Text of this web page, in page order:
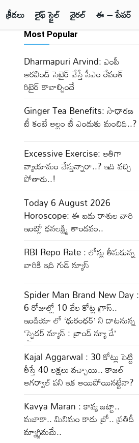
క్రీడలు లైఫ్ స్టైల్ వైరల్ ఈ – పేపర్
Most Popular
Dharmapuri Arvind: ఎంపీ
అరవింద్ సెటైర్ వేస్తే సీఎం రేవంత్
రిటైర్ కావాల్సిందే
Ginger Tea Benefits: సాధారణ
టీ కంటే అల్లం టీ ఎందుకు మంచిది..?
Excessive Exercise: అతిగా
వ్యాయామం చేస్తున్నారా..? ఇది వచ్చి
పోతారు..!
Today 6 August 2026
Horoscope: ఈ ఐదు రాశుల వారి
ఇంట్లో ధనలక్ష్మి తాండవం..
RBI Repo Rate : లోన్లు తీసుకున్న
వారికి ఇది గుడ్ న్యూస్
Spider Man Brand New Day :
6 రోజుల్లో 10 వేల కోట్ల గ్రాస్..
ఇండియా లో ‘ధురంధర్’ ని దాటనున్న
‘స్పైడర్ మ్యాన్ : బ్రాండ్ న్యూ డే’
Kajal Aggarwal : 30 కోట్లు పెట్టి
తీస్తే 40 లక్షలు వచ్చాయి.. కాజల్
అగర్వాల్ పని ఇక అయిపోయినట్టేనా?
Kavya Maran : కావ్య జట్టా..
మజాకా.. మినిమం కాదు బ్రో.. ప్రతిదీ
మ్యాగ్జిమమే..